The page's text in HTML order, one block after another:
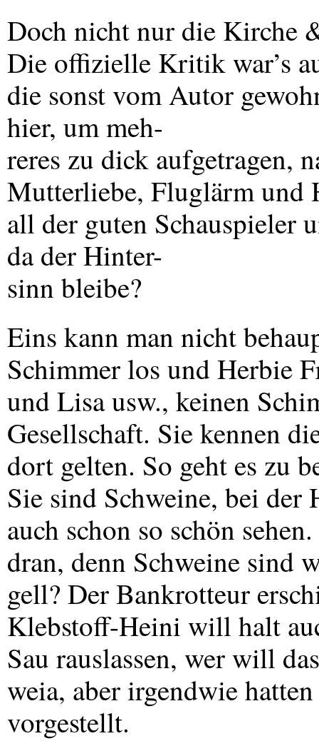
Doch nicht nur die Kirche
Die offizielle Kritik war’s
die sonst vom Autor
hier, um meh-
reres zu dick aufgetragen,
Mutterliebe, Fluglärm und
all der guten Schauspieler
da der Hinter-
sinn bleibe?
Eins kann man nicht
Schimmer los und Herbie
und Lisa usw., keinen
Gesellschaft. Sie kennen
dort gelten. So geht es zu
Sie sind Schweine, bei
auch schon so schön
dran, denn Schweine sind
gell? Der Bankrotteur
Klebstoff-Heini will halt
Sau rauslassen, wer will
weia, aber irgendwie
vorgestellt.